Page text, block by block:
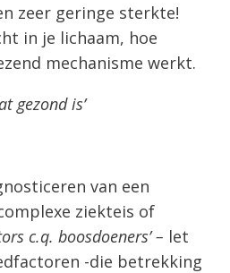
zeer geringe sterkte!
in je lichaam, hoe
mechanisme werkt.
gezond is’
van een
ziekteis of
c.q. boosdoeners’ – let
-die betrekking